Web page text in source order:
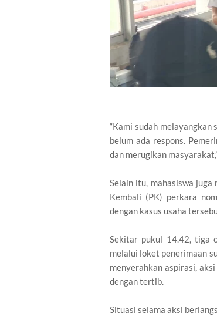
“Kami sudah
belum ada respons.
dan merugikan
Selain itu, mahasiswa juga
Kembali (PK) perkara
dengan kasus usaha
Sekitar pukul 14.42, tiga
melalui loket penerimaan
menyerahkan aspirasi,
dengan tertib.
Situasi selama aksi